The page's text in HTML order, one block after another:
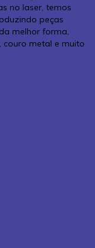
no laser, temos
peças
melhor forma,
couro metal e muito